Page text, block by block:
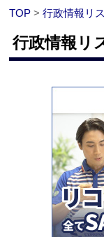
TOP >行政情報リ
行政情報リ